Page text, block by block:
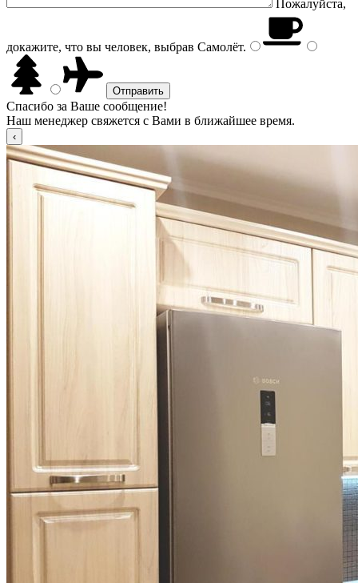
Пожалуйста,
докажите, что вы человек, выбрав Самолёт.
Спасибо за Ваше сообщение!
Наш менеджер свяжется с Вами в ближайшее время.